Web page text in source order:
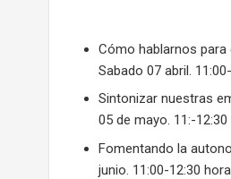
Cómo hablarnos para
Sabado 07 abril.
Sintonizar nuestras
05 de mayo. 11:-
Fomentando la
junio. 11:00-12:30